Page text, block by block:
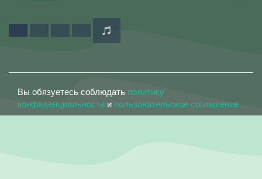
Вы обязуетесь соблюдать политику
конфиденциальности и пользовательское соглашение